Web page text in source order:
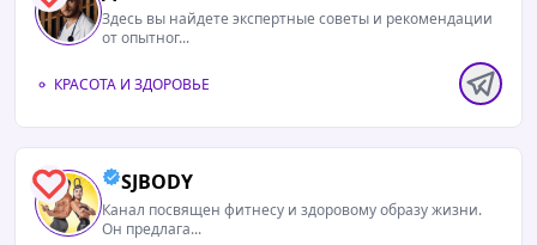
Здесь вы найдете экспертные советы и рекомендации
от опытног...
КРАСОТА И ЗДОРОВЬЕ
0 SJBODY
Канал посвящен фитнесу и здоровому образу жизни.
Он предлага...